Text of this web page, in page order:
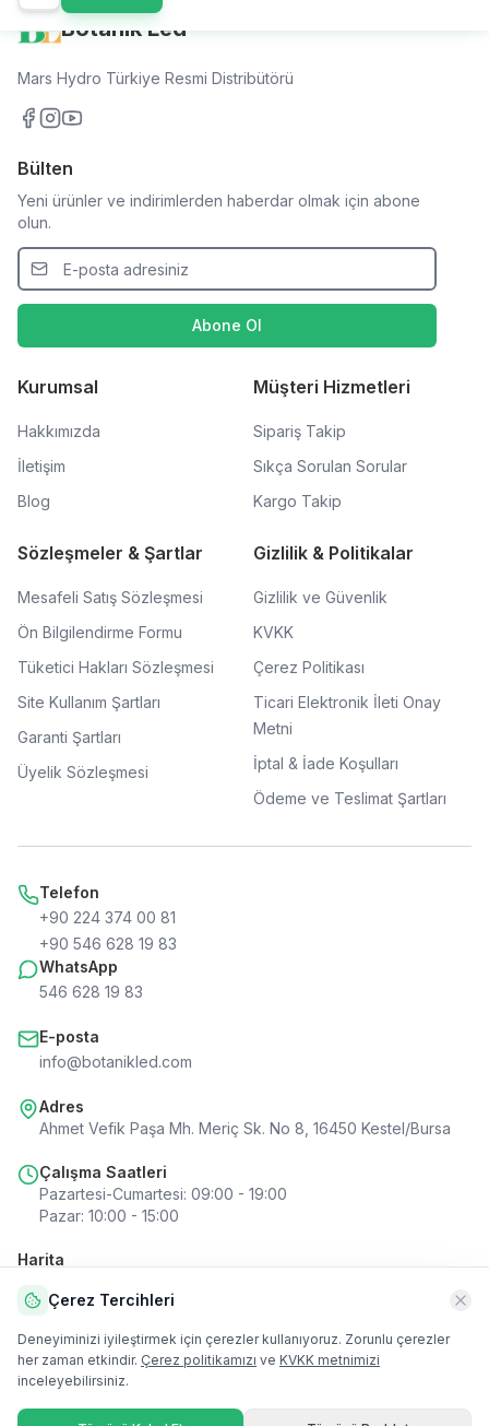
Botanik Led
Mars Hydro Türkiye Resmi Distribütörü
Bülten
Yeni ürünler ve indirimlerden haberdar olmak için abone
olun.
Abone Ol
Kurumsal
Hakkımızda
İletişim
Blog
Müşteri Hizmetleri
Sipariş Takip
Sıkça Sorulan Sorular
Kargo Takip
Sözleşmeler & Şartlar
Mesafeli Satış Sözleşmesi
Ön Bilgilendirme Formu
Tüketici Hakları Sözleşmesi
Site Kullanım Şartları
Garanti Şartları
Üyelik Sözleşmesi
Gizlilik & Politikalar
Gizlilik ve Güvenlik
KVKK
Çerez Politikası
Ticari Elektronik İleti Onay
Metni
İptal & İade Koşulları
Ödeme ve Teslimat Şartları
Telefon
+90 224 374 00 81
+90 546 628 19 83
WhatsApp
546 628 19 83
E-posta
info@botanikled.com
Adres
Ahmet Vefik Paşa Mh. Meriç Sk. No 8, 16450 Kestel/Bursa
Çalışma Saatleri
Pazartesi-Cumartesi: 09:00 - 19:00
Pazar: 10:00 - 15:00
Harita
Harita
Çerez Tercihleri
Deneyiminizi iyileştirmek için çerezler kullanıyoruz. Zorunlu çerezler
her zaman etkindir. Çerez politikamızı ve KVKK metnimizi
inceleyebilirsiniz.